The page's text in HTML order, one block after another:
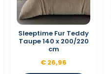
Sleeptime Fur Teddy
Taupe 140 x 200/220
cm
€ 26,96